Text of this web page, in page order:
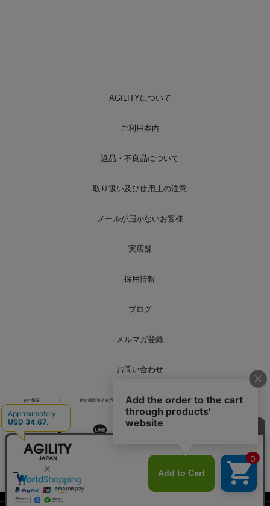
AGILITYについて
ご利用案内
返品・不良品について
取り扱い及び使用上の注意
メールが届かないお客様
実店舗
採用情報
ブログ
メルマガ登録
お問い合わせ
会社概要 特定商取引法表示 | 個人情報の取り扱い | サイトマップ